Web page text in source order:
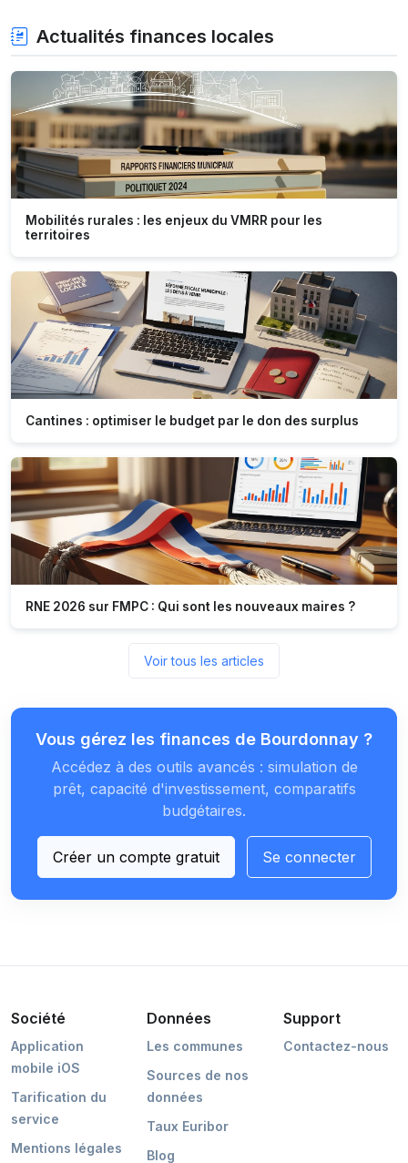
Actualités finances locales
Mobilités rurales : les enjeux du VMRR pour les
territoires
Cantines : optimiser le budget par le don des surplus
RNE 2026 sur FMPC : Qui sont les nouveaux maires ?
Voir tous les articles
Vous gérez les finances de Bourdonnay ?
Accédez à des outils avancés : simulation de
prêt, capacité d'investissement, comparatifs
budgétaires.
Créer un compte gratuit Se connecter
Société
Application
mobile iOS
Tarification du
service
Mentions légales
Données
Les communes
Sources de nos
données
Taux Euribor
Blog
Support
Contactez-nous